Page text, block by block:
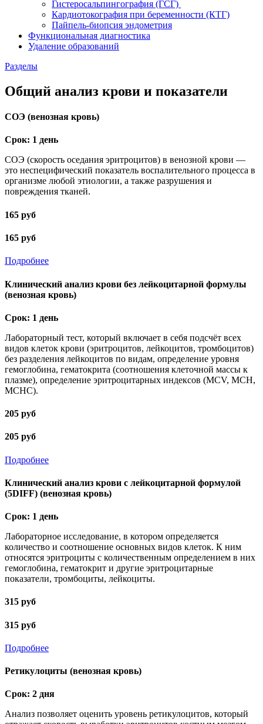
Гистеросальпингография (ГСГ)
Кардиотокография при беременности (КТГ)
Пайпель-биопсия эндометрия
Функциональная диагностика
Удаление образований
Разделы
Общий анализ крови и показатели
СОЭ (венозная кровь)
Срок: 1 день
СОЭ (скорость оседания эритроцитов) в венозной крови —
это неспецифический показатель воспалительного процесса в
организме любой этиологии, а также разрушения и
повреждения тканей.
165 руб
165 руб
Подробнее
Клинический анализ крови без лейкоцитарной формулы
(венозная кровь)
Срок: 1 день
Лабораторный тест, который включает в себя подсчёт всех
видов клеток крови (эритроцитов, лейкоцитов, тромбоцитов)
без разделения лейкоцитов по видам, определение уровня
гемоглобина, гематокрита (соотношения клеточной массы к
плазме), определение эритроцитарных индексов (MCV, MCH,
MCHC).
205 руб
205 руб
Подробнее
Клинический анализ крови с лейкоцитарной формулой
(5DIFF) (венозная кровь)
Срок: 1 день
Лабораторное исследование, в котором определяется
количество и соотношение основных видов клеток. К ним
относятся эритроциты с количественным определением в них
гемоглобина, гематокрит и другие эритроцитарные
показатели, тромбоциты, лейкоциты.
315 руб
315 руб
Подробнее
Ретикулоциты (венозная кровь)
Срок: 2 дня
Анализ позволяет оценить уровень ретикулоцитов, который